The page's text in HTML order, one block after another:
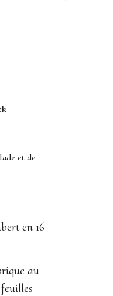
et de
en 16
au